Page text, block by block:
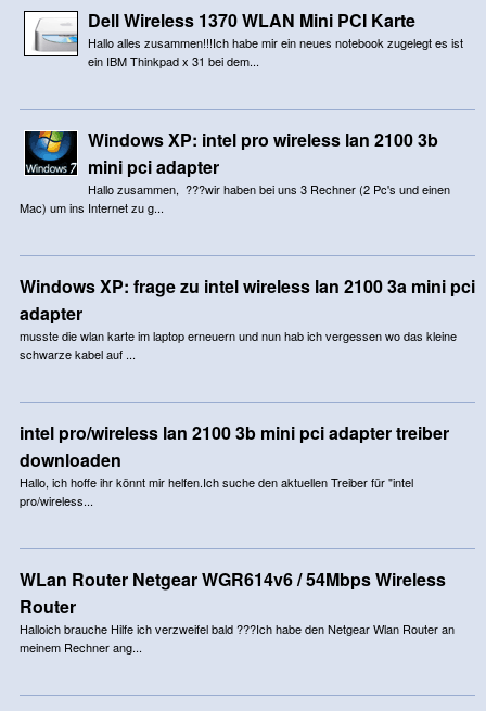
Dell Wireless 1370 WLAN Mini PCI Karte
Hallo alles zusammen!!!Ich habe mir ein neues notebook zugelegt es ist
ein IBM Thinkpad x 31 bei dem...
Windows XP: intel pro wireless lan 2100 3b
mini pci adapter
Hallo zusammen, ???wir haben bei uns 3 Rechner (2 Pc's und einen
Mac) um ins Internet zu g...
Windows XP: frage zu intel wireless lan 2100 3a mini pci
adapter
musste die wlan karte im laptop erneuern und nun hab ich vergessen wo das kleine
schwarze kabel auf ...
intel pro/wireless lan 2100 3b mini pci adapter treiber
downloaden
Hallo, ich hoffe ihr könnt mir helfen.Ich suche den aktuellen Treiber für "intel
pro/wireless...
WLan Router Netgear WGR614v6 / 54Mbps Wireless
Router
Halloich brauche Hilfe ich verzweifel bald ???Ich habe den Netgear Wlan Router an
meinem Rechner ang...